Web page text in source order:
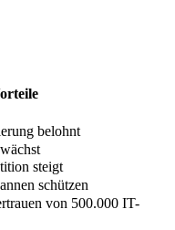
belohnt
steigt
schützen
von 500.000 IT-